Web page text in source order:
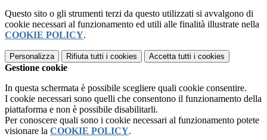
Questo sito o gli strumenti terzi da questo utilizzati si avvalgono di
cookie necessari al funzionamento ed utili alle finalità illustrate nella
COOKIE POLICY.
Personalizza Rifiuta tutti i cookies Accetta tutti i cookies
Gestione cookie
In questa schermata è possibile scegliere quali cookie consentire.
I cookie necessari sono quelli che consentono il funzionamento della
piattaforma e non è possibile disabilitarli.
Per conoscere quali sono i cookie necessari al funzionamento potete
visionare la COOKIE POLICY.